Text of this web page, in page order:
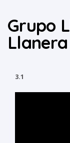
Grupo
Llanera
3.1